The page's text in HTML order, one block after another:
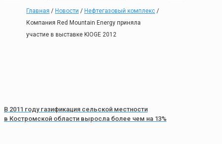
Главная / Новости / Нефтегазовый комплекс /
Компания Red Mountain Energy приняла
участие в выставке KIOGE 2012
В 2011 году газификация сельской местности
в Костромской области выросла более чем на 13%